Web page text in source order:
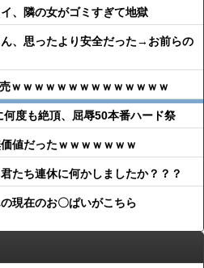
、隣の女がゴミすぎて地獄
ん、思ったより安全だった→お前らの
ｗｗｗｗｗｗｗｗｗｗｗｗｗｗ
何度も絶頂、屈辱50本番ハード祭
値だったｗｗｗｗｗｗｗ
たち連休に何かしましたか？？？
現在のお〇ぱいがこちら